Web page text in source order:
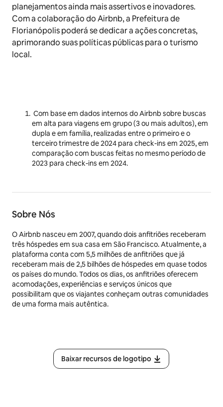
planejamentos ainda mais assertivos e inovadores.
Com a colaboração do Airbnb, a Prefeitura de
Florianópolis poderá se dedicar a ações concretas,
aprimorando suas políticas públicas para o turismo
local.
Com base em dados internos do Airbnb sobre buscas
em alta para viagens em grupo (3 ou mais adultos), em
dupla e em família, realizadas entre o primeiro e o
terceiro trimestre de 2024 para check-ins em 2025, em
comparação com buscas feitas no mesmo período de
2023 para check-ins em 2024.
Sobre Nós
O Airbnb nasceu em 2007, quando dois anfitriões receberam
três hóspedes em sua casa em São Francisco. Atualmente, a
plataforma conta com 5,5 milhões de anfitriões que já
receberam mais de 2,5 bilhões de hóspedes em quase todos
os países do mundo. Todos os dias, os anfitriões oferecem
acomodações, experiências e serviços únicos que
possibilitam que os viajantes conheçam outras comunidades
de uma forma mais autêntica.
Baixar recursos de logotipo